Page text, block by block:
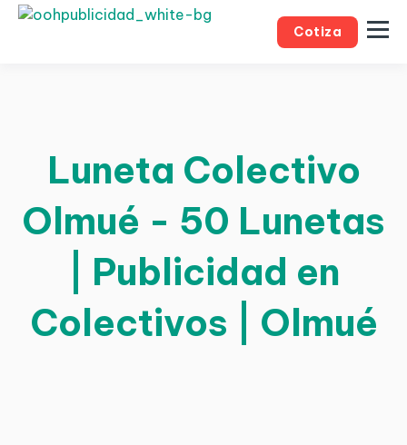
Cotiza
Luneta Colectivo
Olmué - 50 Lunetas
| Publicidad en
Colectivos | Olmué